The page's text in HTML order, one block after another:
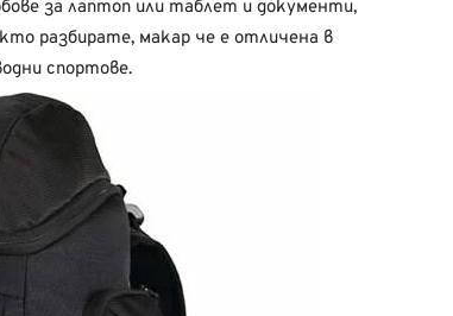
за лаптоп или таблет и документи,
разбирате, макар че е отличена в
спортове.